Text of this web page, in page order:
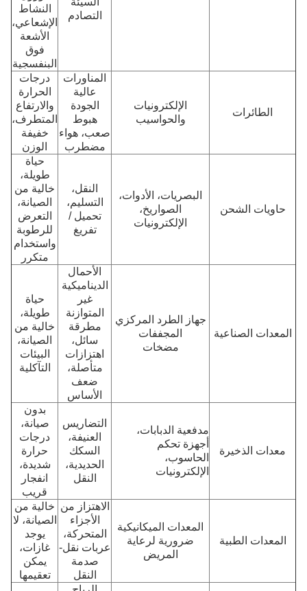
التصادم
النشاط
الإشعاعي،
الأشعة
فوق
البنفسجية
الطائرات
الإلكترونيات
والحواسيب
المناورات
عالية
الجودة
هبوط
صعب، هواء
مضطرب
درجات
الحرارة
والارتفاع
المتطرف،
خفيفة
الوزن
حاويات الشحن
البصريات، الأدوات،
الصواريخ،
الإلكترونيات
النقل،
التسليم،
تحميل /
تفريغ
حياة
طويلة،
خالية من
الصيانة،
التعرض
للرطوبة
واستخدام
متكرر
المعدات الصناعية
جهاز الطرد المركزي
المجففات
مضخات
الأحمال
الديناميكية
غير
المتوازنة
مطرقة
سائل،
اهتزازات
متأصلة،
ضعف
الأساس
حياة
طويلة،
خالية من
الصيانة،
البيئات
التآكلية
معدات الذخيرة
مدفعية الدبابات،
أجهزة تحكم
الحاسوب،
الإلكترونيات
التضاريس
العنيفة،
السكك
الحديدية،
النقل
بدون
صيانة،
درجات
حرارة
شديدة،
انفجار
قريب
المعدات الطبية
المعدات الميكانيكية
ضرورية لرعاية
المريض
الاهتزاز من
الأجزاء
المتحركة،
عربات نقل-
صدمة
النقل
خالية من
الصيانة، لا
يوجد
غازات،
يمكن
تعقيمها